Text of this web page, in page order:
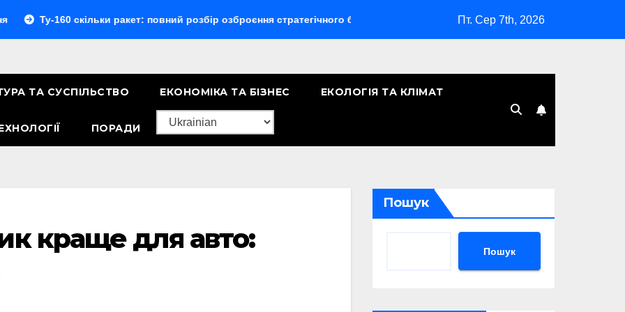
скільки ракет: повний розбір озброєння стратегічного бомбардувальника Скільки років Києву: символічна дата,
Пт. Сер 7th, 2026
ТА СУСПІЛЬСТВО ЕКОНОМІКА ТА БІЗНЕС ЕКОЛОГІЯ ТА КЛІМАТ
ПОРАДИ
краще для авто:
Пошук
Пошук